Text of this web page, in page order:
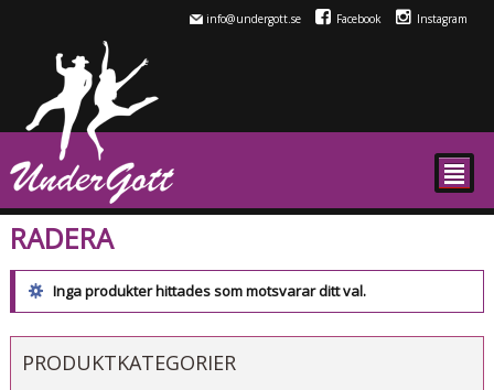
info@undergott.se Facebook Instagram
²
RADERA
Inga produkter hittades som motsvarar ditt val.
PRODUKTKATEGORIER